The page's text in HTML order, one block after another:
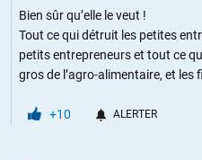
Bien sûr qu’elle le veut !
Tout ce qui détruit les petites
petits entrepreneurs et tout ce
gros de l’agro-alimentaire, et les
+10 ALERTER